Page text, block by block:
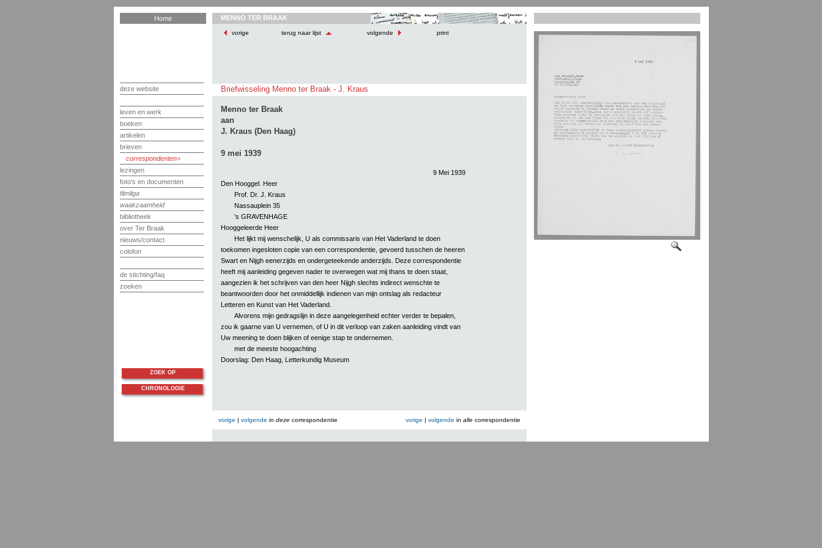
Home
deze website
leven en werk
boeken
artikelen
brieven
correspondenten
lezingen
foto's en documenten
filmliga
waakzaamheid
bibliotheek
over Ter Braak
nieuws/contact
colofon
de stichting/faq
zoeken
MENNO TER BRAAK
vorige terug naar lijst volgende print
Briefwisseling Menno ter Braak - J. Kraus
Menno ter Braak
aan
J. Kraus (Den Haag)
9 mei 1939
9 Mei 1939
Den Hooggel. Heer
Prof. Dr. J. Kraus
Nassauplein 35
's GRAVENHAGE
Hooggeleerde Heer
Het lijkt mij wenschelijk, U als commissaris van Het Vaderland te doen
toekomen ingesloten copie van een correspondentie, gevoerd tusschen de heeren
Swart en Nijgh eenerzijds en ondergeteekende anderzijds. Deze correspondentie
heeft mij aanleiding gegeven nader te overwegen wat mij thans te doen staat,
aangezien ik het schrijven van den heer Nijgh slechts indirect wenschte te
beantwoorden door het onmiddellijk indienen van mijn ontslag als redacteur
Letteren en Kunst van Het Vaderland.
Alvorens mijn gedragslijn in deze aangelegenheid echter verder te bepalen,
zou ik gaarne van U vernemen, of U in dit verloop van zaken aanleiding vindt van
Uw meening te doen blijken of eenige stap te ondernemen.
met de meeste hoogachting
Doorslag: Den Haag, Letterkundig Museum
vorige | volgende in dezecorrespondentie vorige | volgende in allecorrespondentie
ZOEK OP
CHRONOLOGIE